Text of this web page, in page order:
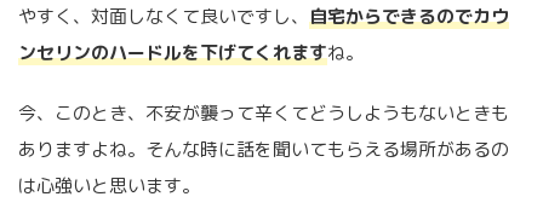
やすく、対面しなくて良いですし、 自宅からできるのでカウ
ンセリンのハードルを下げてくれますね。
今、このとき、不安が襲って辛くてどうしようもないときも
ありますよね。そんな時に話を聞いてもらえる場所があるの
は心強いと思います。